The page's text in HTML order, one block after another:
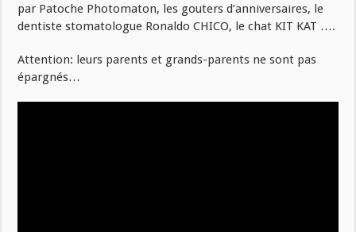
par Patoche Photomaton, les gouters d’anniversaires, le
dentiste stomatologue Ronaldo CHICO, le chat KIT KAT ….
Attention: leurs parents et grands-parents ne sont pas
épargnés…